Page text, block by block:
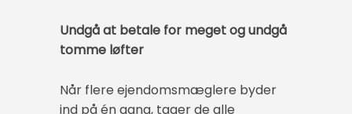
Undgå at betale for meget og undgå
tomme løfter
Når flere ejendomsmæglere byder
ind på én gang, tager de alle